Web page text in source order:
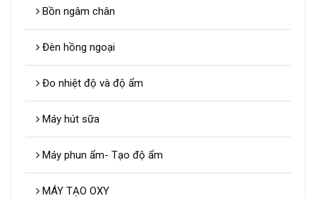
Bồn ngâm chân
Đèn hồng ngoại
Đo nhiệt độ và độ ẩm
Máy hút sữa
Máy phun ẩm- Tạo độ ẩm
MÁY TẠO OXY